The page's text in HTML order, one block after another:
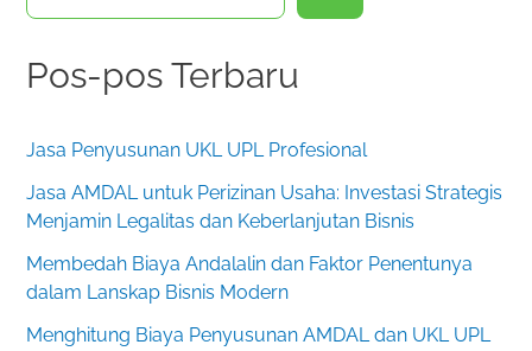
a
iPos-pos Terbaru
Jasa Penyusunan UKL UPL Profesional
Jasa AMDAL untuk Perizinan Usaha: Investasi Strategis
Menjamin Legalitas dan Keberlanjutan Bisnis
Membedah Biaya Andalalin dan Faktor Penentunya
dalam Lanskap Bisnis Modern
Menghitung Biaya Penyusunan AMDAL dan UKL UPL